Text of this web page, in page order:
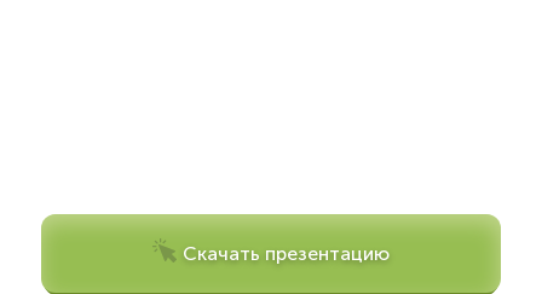
Скачать презентацию